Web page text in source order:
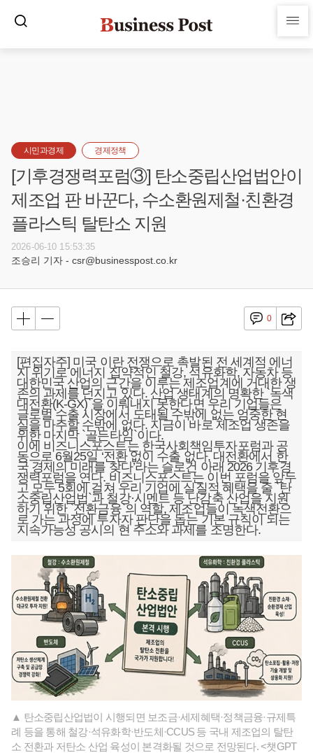
시민과경제 경제정책
[기후경쟁력포럼③] 탄소중립산업법안이
제조업 판 바꾼다, 수소환원제철·친환경
플라스틱 탈탄소 지원
2026-06-10 15:53:35
조승리 기자 - csr@businesspost.co.kr
0
[편집자주] 미국 이란 전쟁으로 촉발된 전 세계적 에너
지 위기로 에너지 집약적인 철강, 석유화학, 자동차 등
대한민국 산업의 근간을 이루는 제조업계에 거대한 생
존의 과제를 던지고 있다. 산업 생태계의 명확한 `녹색
대전환(K-GX)`을 이뤄내지 못한다면 우리 기업들은
글로벌 수출 시장에서 도태될 수밖에 없는 엄중한 현
실을 마주할 수밖에 없다. 지금이 바로 제조업 생존을
위한 마지막 `골든타임`이다.
이에 비즈니스포스트는 한국사회책임투자포럼과 공
동으로 6월25일 ‘전환 없이 수출 없다, 대전환에서 한
국 경제의 미래를 찾다’라는 슬로건 아래 2026 기후경
쟁력포럼을 연다. 비즈니스포스트는 이번 포럼을 앞두
고 모두 5회에 걸쳐 우리 기업에 실질적 혜택을 줄 `탄
소중립산업법`과 철강·시멘트 등 난감축 산업을 지원
하기 위한 `전환금융`의 역할, 제조업들이 녹색전환으
로 가는 과정에 투자자 판단을 돕는 기본 규칙이 되는
지속가능성 공시의 현 주소와 과제를 조명한다.
▲ 탄소중립산업법이 시행되면 보조금·세제혜택·정책금융·규제특
례 등을 통해 철강·석유화학·반도체·CCUS 등 국내 제조업의 탈탄
소 전환과 저탄소 산업 육성이 본격화될 것으로 전망된다. <챗GPT